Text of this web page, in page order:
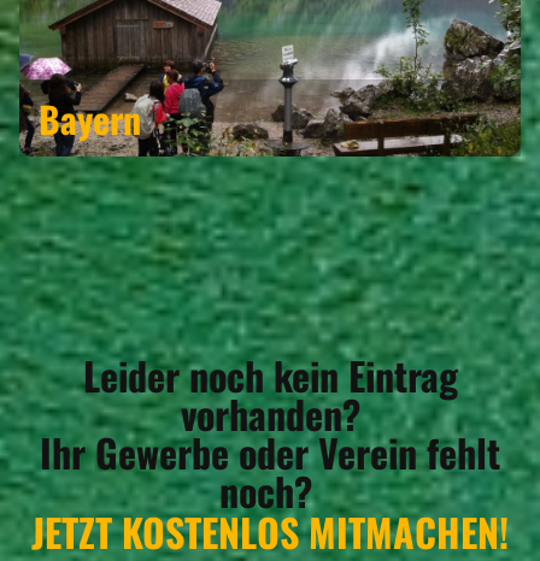
Bayern
Leider noch kein Eintrag
vorhanden?
Ihr Gewerbe oder Verein fehlt
noch?
JETZT KOSTENLOS MITMACHEN!